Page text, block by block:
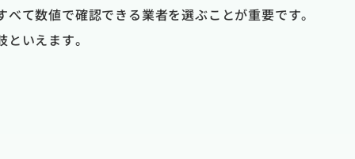
て数値で確認できる業者を選ぶことが重要です。
いえます。